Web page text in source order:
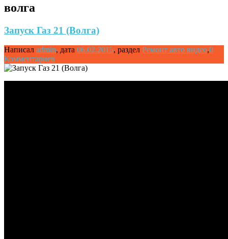
волга
Запуск Газ 21 (Волга)
Написал admin, дата 06.02.2015, раздел Ремонт авто видео,0
Комментариев